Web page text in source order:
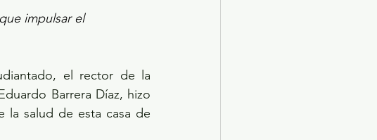
impulsar el
el rector de la
Barrera Díaz, hizo
la salud de esta casa de